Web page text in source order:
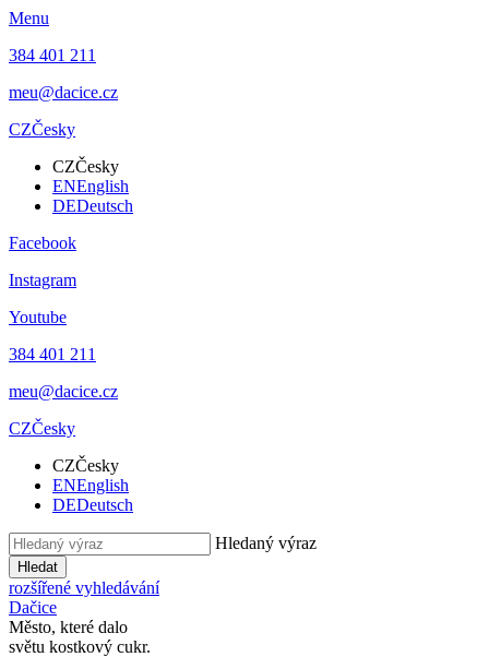
Menu
384 401 211
meu@dacice.cz
CZČesky
CZČesky
ENEnglish
DEDeutsch
Facebook
Instagram
Youtube
384 401 211
meu@dacice.cz
CZČesky
CZČesky
ENEnglish
DEDeutsch
Hledaný výraz
Hledat
rozšířené vyhledávání
Dačice
Město, které dalo
světu kostkový cukr.